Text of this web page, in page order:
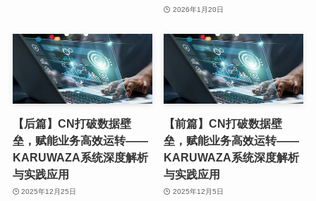
2026年1月20日
【后篇】CN打破数据壁
垒，赋能业务高效运转——
KARUWAZA系统深度解析
与实践应用
2025年12月25日
【前篇】CN打破数据壁
垒，赋能业务高效运转——
KARUWAZA系统深度解析
与实践应用
2025年12月5日